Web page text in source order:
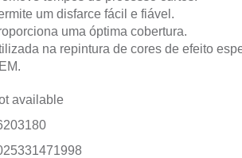
um disfarce fácil e fiável.
uma óptima cobertura.
na repintura de cores de efeito
available